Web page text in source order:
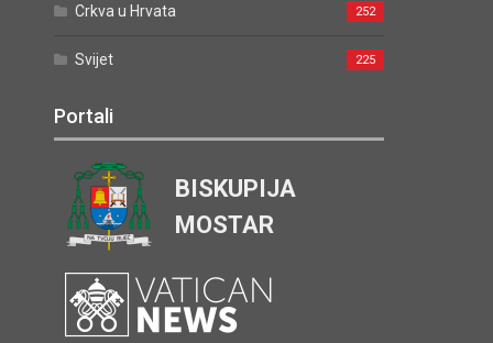
Crkva u Hrvata 252
Svijet 225
Portali
BISKUPIJA
MOSTAR